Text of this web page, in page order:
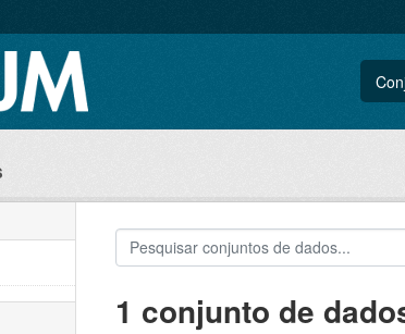
1 conjunto de